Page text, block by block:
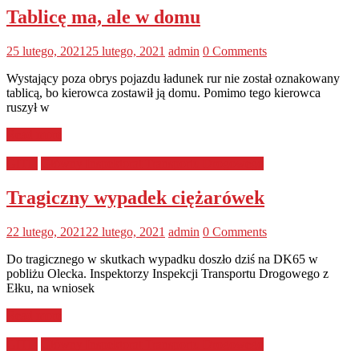
Tablicę ma, ale w domu
25 lutego, 2021 25 lutego, 2021 admin 0 Comments
Wystający poza obrys pojazdu ładunek rur nie został oznakowany
tablicą, bo kierowca zostawił ją domu. Pomimo tego kierowca
ruszył w
Tragiczny wypadek ciężarówek
22 lutego, 2021 22 lutego, 2021 admin 0 Comments
Do tragicznego w skutkach wypadku doszło dziś na DK65 w
pobliżu Olecka. Inspektorzy Inspekcji Transportu Drogowego z
Ełku, na wniosek